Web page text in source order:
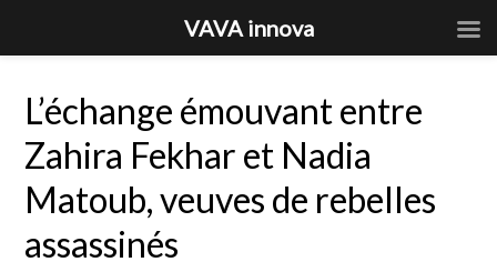
L’échange émouvant entre
Zahira Fekhar et Nadia
Matoub, veuves de rebelles
assassinés
VAVA innova